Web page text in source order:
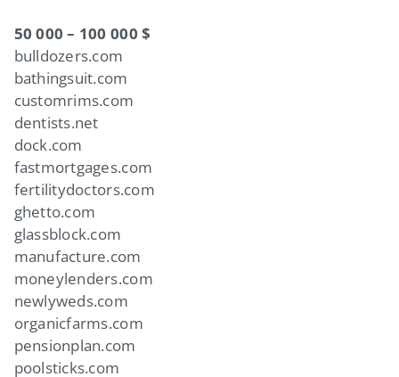
50 000 – 100 000 $
bulldozers.com
bathingsuit.com
customrims.com
dentists.net
dock.com
fastmortgages.com
fertilitydoctors.com
ghetto.com
glassblock.com
manufacture.com
moneylenders.com
newlyweds.com
organicfarms.com
pensionplan.com
poolsticks.com